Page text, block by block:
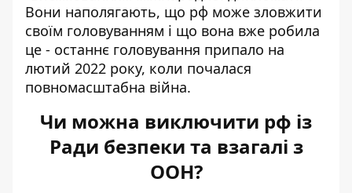
Вони наполягають, що рф може зловжити
своїм головуванням і що вона вже робила
це - останнє головування припало на
лютий 2022 року, коли почалася
повномасштабна війна.
Чи можна виключити рф із
Ради безпеки та взагалі з
ООН?